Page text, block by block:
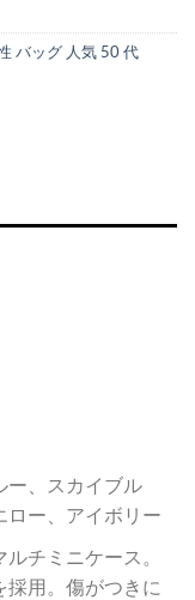
バッグ 人気 50 代
ー、スカイブル
ロー、アイボリー
チミニケース。
用。傷がつきに